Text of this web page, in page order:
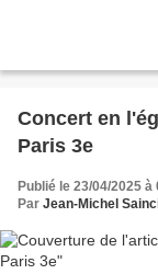
Concert en
Paris 3e
Publié le 23/04/2025 à
Par Jean-Michel